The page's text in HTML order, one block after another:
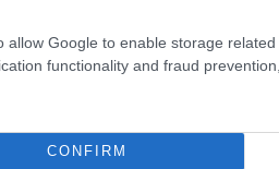
allow Google to enable storage
functionality and fraud
CONFIRM
χαρτί στις
πρόεδρος. «Είναι
ειρηνευτικής
και στον Λίβανο.